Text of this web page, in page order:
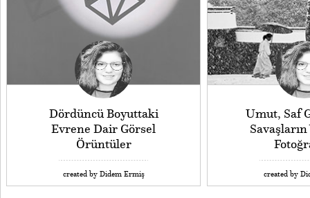
Dördüncü Boyuttaki
Evrene Dair Görsel
Örüntüler
created by Didem Ermiş
Umut, Saf
Savaşların
created by